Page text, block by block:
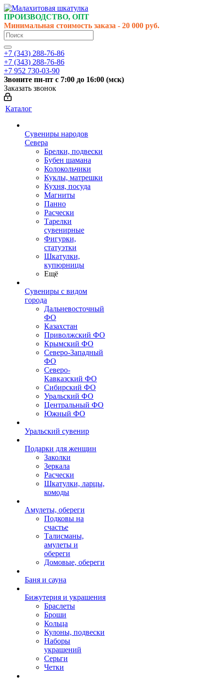
ПРОИЗВОДСТВО, ОПТ
Минимальная стоимость заказа - 20 000 руб.
+7 (343) 288-76-86
+7 (343) 288-76-86
+7 952 730-03-90
Звоните пн-пт с 7:00 до 16:00 (мск)
Заказать звонок
Каталог
Сувениры народов
Севера
Брелки, подвески
Бубен шамана
Колокольчики
Куклы, матрешки
Кухня, посуда
Магниты
Панно
Расчески
Тарелки
сувенирные
Фигурки,
статуэтки
Шкатулки,
купюрницы
Ещё
Сувениры с видом
города
Дальневосточный
ФО
Казахстан
Приволжский ФО
Крымский ФО
Северо-Западный
ФО
Северо-
Кавказский ФО
Сибирский ФО
Уральский ФО
Центральный ФО
Южный ФО
Уральский сувенир
Подарки для женщин
Заколки
Зеркала
Расчески
Шкатулки, ларцы,
комоды
Амулеты, обереги
Подковы на
счастье
Талисманы,
амулеты и
обереги
Домовые, обереги
Баня и сауна
Бижутерия и украшения
Браслеты
Броши
Кольца
Кулоны, подвески
Наборы
украшений
Серьги
Четки